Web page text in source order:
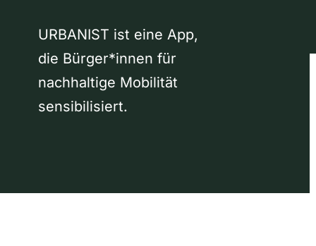
URBANIST ist eine App,
die Bürger*innen für
nachhaltige Mobilität
sensibilisiert.